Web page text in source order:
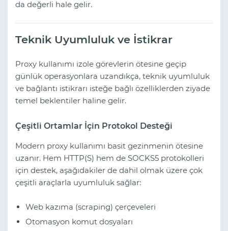
da değerli hale gelir.
Teknik Uyumluluk ve İstikrar
Proxy kullanımı izole görevlerin ötesine geçip
günlük operasyonlara uzandıkça, teknik uyumluluk
ve bağlantı istikrarı isteğe bağlı özelliklerden ziyade
temel beklentiler haline gelir.
Çeşitli Ortamlar İçin Protokol Desteği
Modern proxy kullanımı basit gezinmenin ötesine
uzanır. Hem HTTP(S) hem de SOCKS5 protokolleri
için destek, aşağıdakiler de dahil olmak üzere çok
çeşitli araçlarla uyumluluk sağlar:
Web kazıma (scraping) çerçeveleri
Otomasyon komut dosyaları